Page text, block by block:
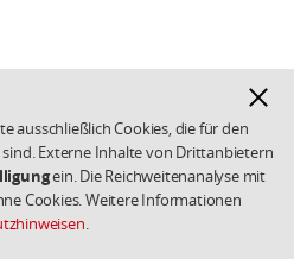
ausschließlich Cookies, die für den
Externe Inhalte von Drittanbietern
ein. Die Reichweitenanalyse mit
Cookies. Weitere Informationen
.
Cookies